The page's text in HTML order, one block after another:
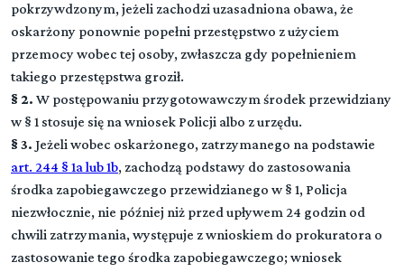
pokrzywdzonym, jeżeli zachodzi uzasadniona obawa, że
oskarżony ponownie popełni przestępstwo z użyciem
przemocy wobec tej osoby, zwłaszcza gdy popełnieniem
takiego przestępstwa groził.
§ 2. W postępowaniu przygotowawczym środek przewidziany
w § 1 stosuje się na wniosek Policji albo z urzędu.
§ 3. Jeżeli wobec oskarżonego, zatrzymanego na podstawie
art. 244 § 1a lub 1b, zachodzą podstawy do zastosowania
środka zapobiegawczego przewidzianego w § 1, Policja
niezwłocznie, nie później niż przed upływem 24 godzin od
chwili zatrzymania, występuje z wnioskiem do prokuratora o
zastosowanie tego środka zapobiegawczego; wniosek
Kodeks postępowania karnego